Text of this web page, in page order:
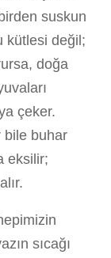
suskun
kütlesi değil;
doğa
çeker.
bile buhar
eksilir;
sıcağı